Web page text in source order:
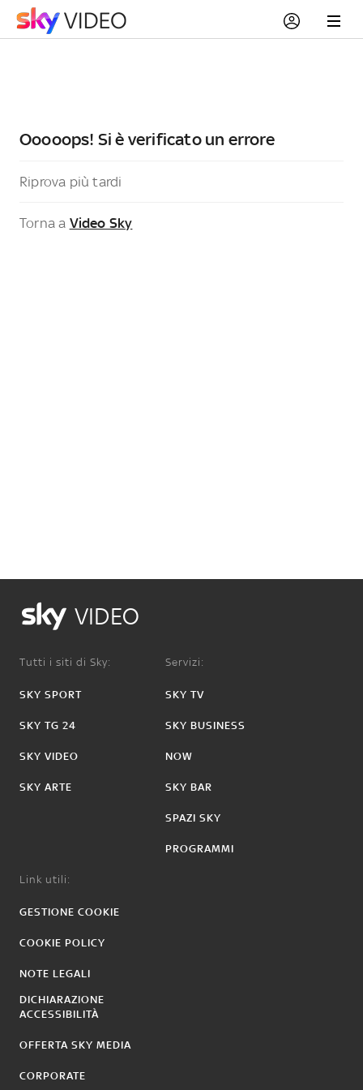
Ooooops! Si è verificato un errore
Riprova più tardi
Torna a Video Sky
VIDEO
Tutti i siti di Sky:
SKY SPORT
SKY TG 24
SKY VIDEO
SKY ARTE
Servizi:
SKY TV
SKY BUSINESS
NOW
SKY BAR
SPAZI SKY
PROGRAMMI
Link utili:
GESTIONE COOKIE
COOKIE POLICY
NOTE LEGALI
DICHIARAZIONE
ACCESSIBILITÀ
OFFERTA SKY MEDIA
CORPORATE